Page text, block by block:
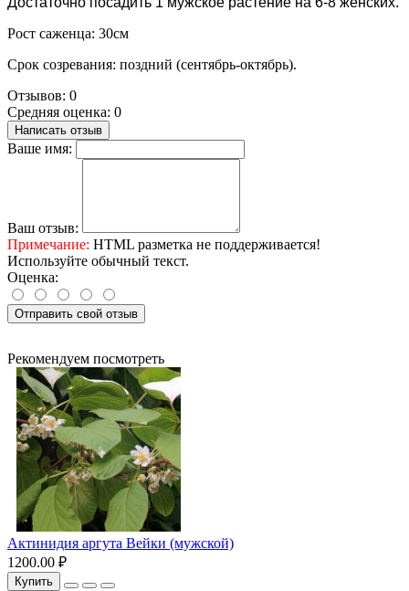
Рост саженца: 30см
Срок созревания: поздний (сентябрь-октябрь).
Отзывов: 0
Средняя оценка: 0
Написать отзыв
Ваше имя:
Ваш отзыв:
Примечание: HTML разметка не поддерживается!
Используйте обычный текст.
Оценка:
Отправить свой отзыв
Рекомендуем посмотреть
Актинидия аргута Вейки (мужской)
1200.00 ₽
Купить